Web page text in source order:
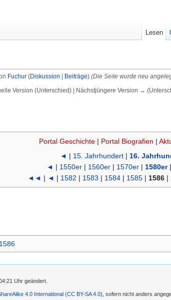
Fuchur (Diskussion Beiträge) (Die Seite wurde neu
Version (Unterschied) | Nächstjüngere Version →
Portal Geschichte| Portal Biografien |
◄ | 15. Jahrhundert| 16.
◄ | 1550er | 1560er | 1570er | 1580er|
◄◄ | ◄ | 1582 | 1583 | 1584| 1585| 1586|
1586
Lesen
Uhr geändert.
4.0 International (CC BY-SA 4.0), sofern nicht anders